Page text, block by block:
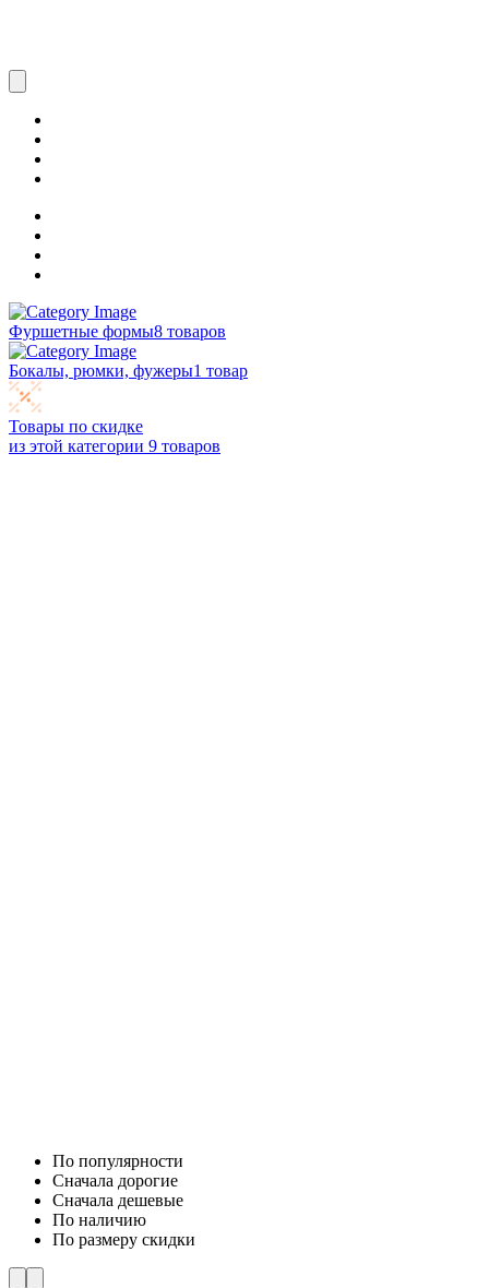
Фуршетные формы8 товаров
Бокалы, рюмки, фужеры1 товар
Товары по скидке
из этой категории 9 товаров
По популярности
Cначала дорогие
Cначала дешевые
По наличию
По размеру скидки